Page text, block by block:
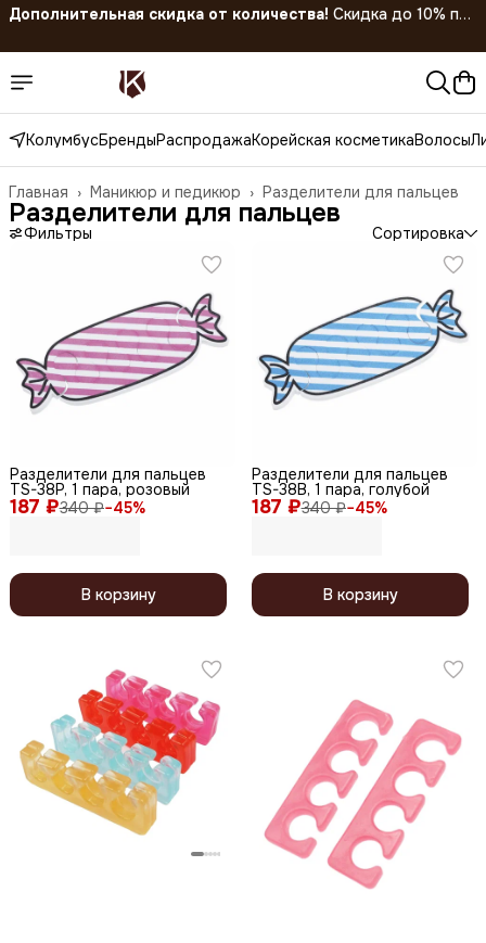
КолумбусБрендыРаспродажаКорейская косметикаВолосы
Разделители для пальцев
Маникюр и педикюр ›
Главная ›
Разделители для пальцев
Фильтры Сортировка
187 ₽340 ₽−45%
Разделители для пальцев
TS-38P, 1 пара, розовый
В корзину
187 ₽340 ₽−45%
Разделители для пальцев
TS-38B, 1 пара, голубой
В корзину